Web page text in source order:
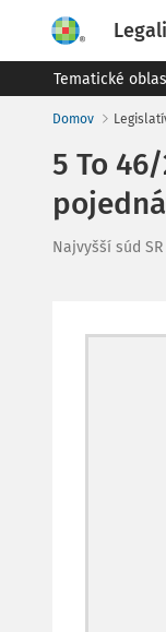
Tematické
Domov
5 To
Najvyšší súd